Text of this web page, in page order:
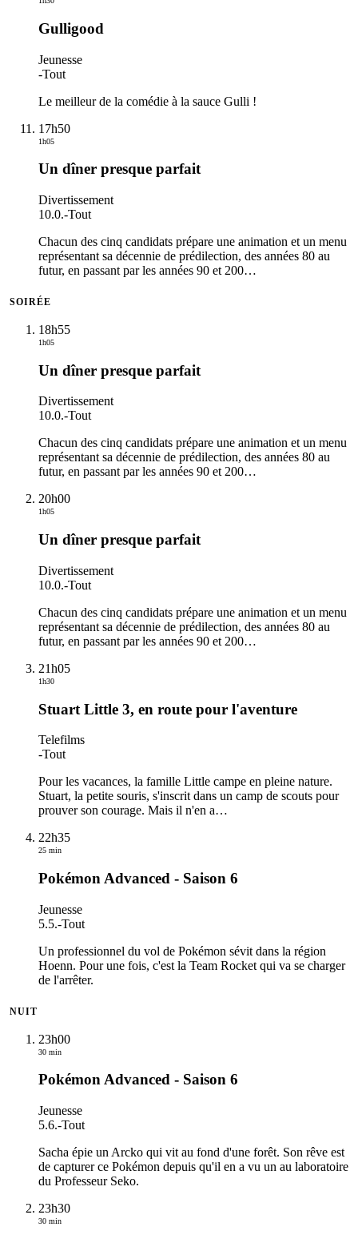
Gulligood
Jeunesse
-Tout
Le meilleur de la comédie à la sauce Gulli !
17h50
1h05
Un dîner presque parfait
Divertissement
10.0.-Tout
Chacun des cinq candidats prépare une animation et un menu
représentant sa décennie de prédilection, des années 80 au
futur, en passant par les années 90 et 200…
SOIRÉE
18h55
1h05
Un dîner presque parfait
Divertissement
10.0.-Tout
Chacun des cinq candidats prépare une animation et un menu
représentant sa décennie de prédilection, des années 80 au
futur, en passant par les années 90 et 200…
20h00
1h05
Un dîner presque parfait
Divertissement
10.0.-Tout
Chacun des cinq candidats prépare une animation et un menu
représentant sa décennie de prédilection, des années 80 au
futur, en passant par les années 90 et 200…
21h05
1h30
Stuart Little 3, en route pour l'aventure
Telefilms
-Tout
Pour les vacances, la famille Little campe en pleine nature.
Stuart, la petite souris, s'inscrit dans un camp de scouts pour
prouver son courage. Mais il n'en a…
22h35
25 min
Pokémon Advanced - Saison 6
Jeunesse
5.5.-Tout
Un professionnel du vol de Pokémon sévit dans la région
Hoenn. Pour une fois, c'est la Team Rocket qui va se charger
de l'arrêter.
NUIT
23h00
30 min
Pokémon Advanced - Saison 6
Jeunesse
5.6.-Tout
Sacha épie un Arcko qui vit au fond d'une forêt. Son rêve est
de capturer ce Pokémon depuis qu'il en a vu un au laboratoire
du Professeur Seko.
23h30
30 min